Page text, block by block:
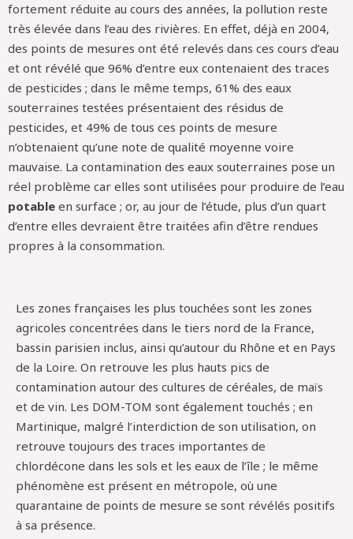
fortement réduite au cours des années, la pollution reste
très élevée dans l’eau des rivières. En effet, déjà en 2004,
des points de mesures ont été relevés dans ces cours d’eau
et ont révélé que 96% d’entre eux contenaient des traces
de pesticides ; dans le même temps, 61% des eaux
souterraines testées présentaient des résidus de
pesticides, et 49% de tous ces points de mesure
n’obtenaient qu’une note de qualité moyenne voire
mauvaise. La contamination des eaux souterraines pose un
réel problème car elles sont utilisées pour produire de l’eau
potable en surface ; or, au jour de l’étude, plus d’un quart
d’entre elles devraient être traitées afin d’être rendues
propres à la consommation.
Les zones françaises les plus touchées sont les zones
agricoles concentrées dans le tiers nord de la France,
bassin parisien inclus, ainsi qu’autour du Rhône et en Pays
de la Loire. On retrouve les plus hauts pics de
contamination autour des cultures de céréales, de maïs
et de vin. Les DOM-TOM sont également touchés ; en
Martinique, malgré l’interdiction de son utilisation, on
retrouve toujours des traces importantes de
chlordécone dans les sols et les eaux de l’île ; le même
phénomène est présent en métropole, où une
quarantaine de points de mesure se sont révélés positifs
à sa présence.